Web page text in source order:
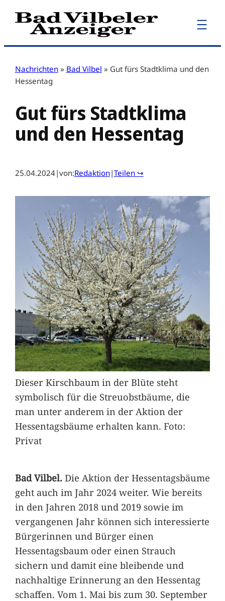
Zum
Inhalt
Nachrichten » Bad Vilbel » Gut fürs Stadtklima und den
Hessentag
Gut fürs Stadtklima
und den Hessentag
25.04.2024|von:Redaktion|Teilen ↪
Dieser Kirschbaum in der Blüte steht
symbolisch für die Streuobstbäume, die
man unter anderem in der Aktion der
Hessentagsbäume erhalten kann. Foto:
Privat
Bad Vilbel.Die Aktion der Hessentagsbäume
geht auch im Jahr 2024 weiter. Wie bereits
in den Jahren 2018 und 2019 sowie im
vergangenen Jahr können sich interessierte
Bürgerinnen und Bürger einen
Hessentagsbaum oder einen Strauch
sichern und damit eine bleibende und
nachhaltige Erinnerung an den Hessentag
schaffen. Vom 1. Mai bis zum 30. September